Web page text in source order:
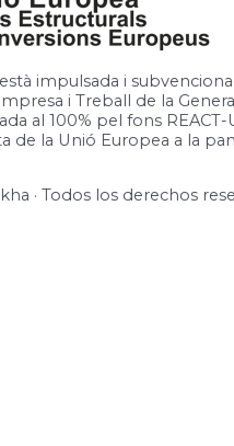
impulsada i
i Treball de la
al 100% pel fons REACT-
de la Unió Europea a la
· Todos los derechos